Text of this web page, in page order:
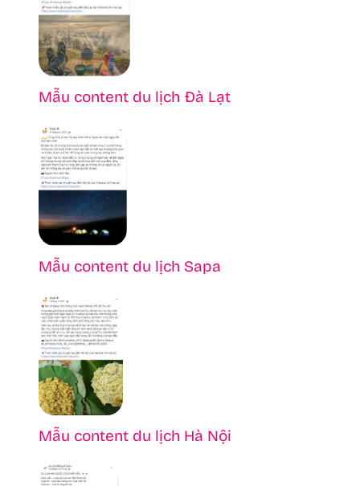
Mẫu content du lịch Đà Lạt
Mẫu content du lịch Sapa
Mẫu content du lịch Hà Nội